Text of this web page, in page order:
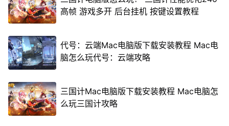
高帧 游戏多开 后台挂机 按键设置教程
代号：云端Mac电脑版下载安装教程 Mac电
脑怎么玩代号：云端攻略
三国计Mac电脑版下载安装教程 Mac电脑怎
么玩三国计攻略